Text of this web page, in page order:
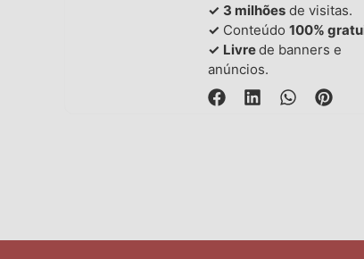
✓ 3 milhões de visitas.
✓ Conteúdo 100%
✓ Livrede banners e
anúncios.